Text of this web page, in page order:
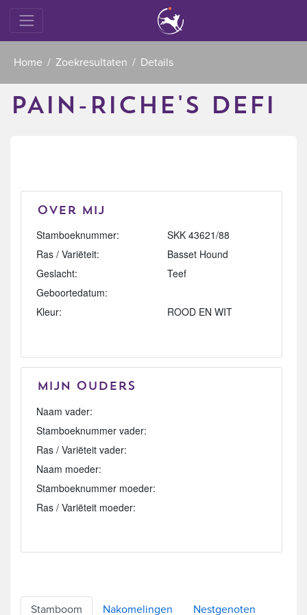
Home Zoekresultaten Details
PAIN-RICHE'S DEFI
Over mij
Stamboeknummer:
SKK 43621/88
Ras / Variëteit:
Basset Hound
Geslacht:
Teef
Geboortedatum:
Kleur:
ROOD EN WIT
Mijn Ouders
Naam vader:
Stamboeknummer vader:
Ras / Variëteit vader:
Naam moeder:
Stamboeknummer moeder:
Ras / Variëteit moeder:
Stamboom Nakomelingen Nestgenoten